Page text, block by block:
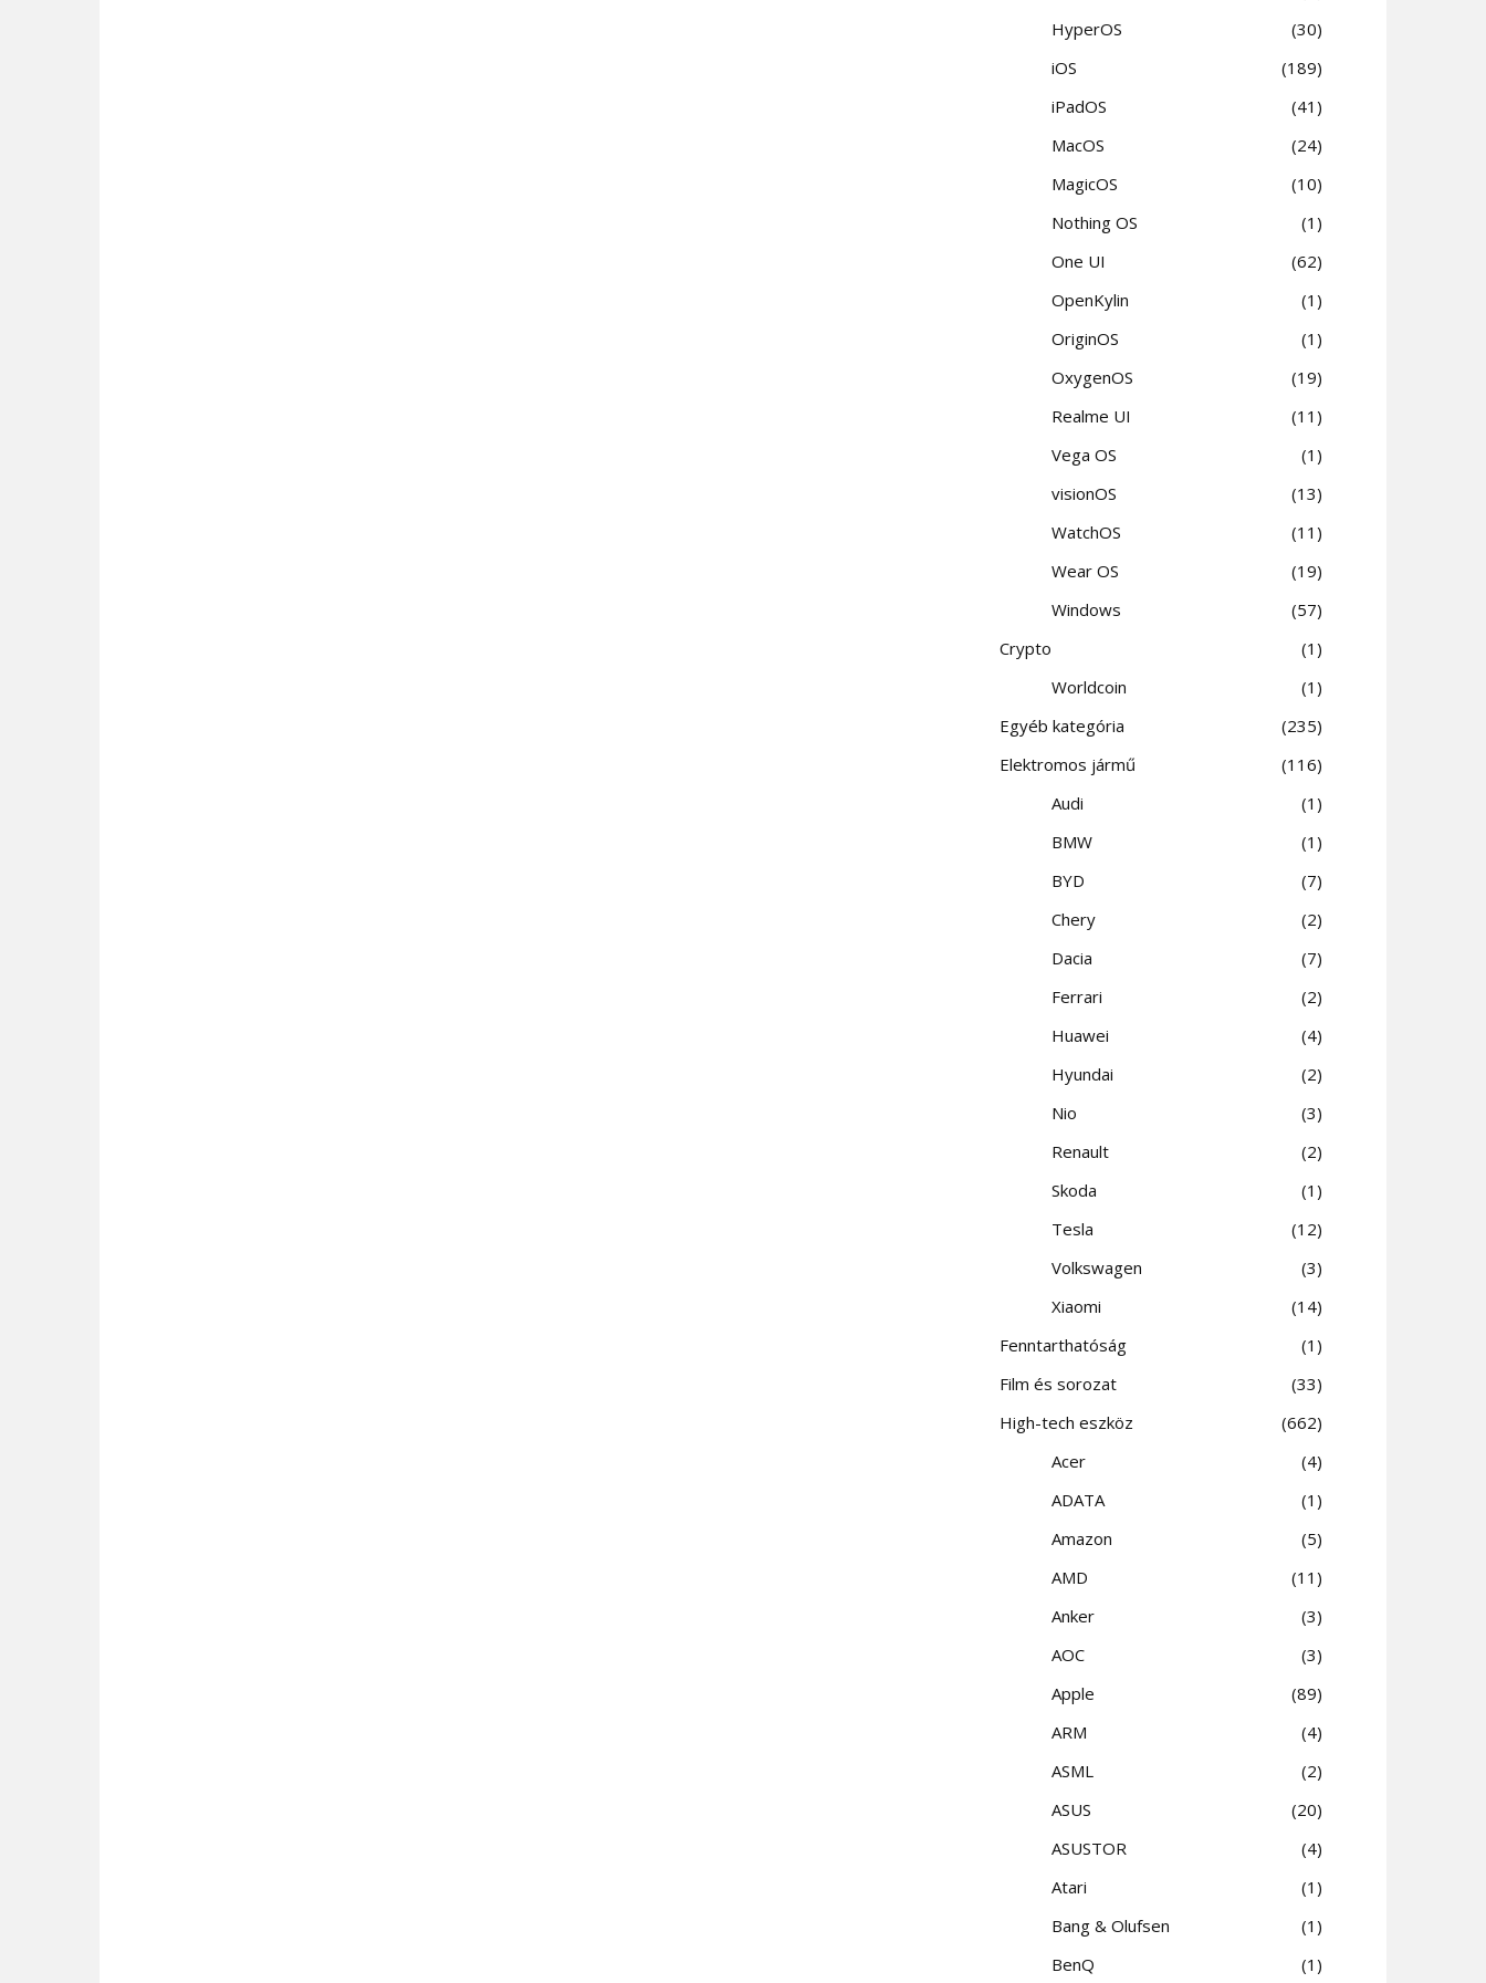
HyperOS
30
iOS
189
iPadOS
41
MacOS
24
MagicOS
10
Nothing OS
1
One UI
62
OpenKylin
1
OriginOS
1
OxygenOS
19
Realme UI
11
Vega OS
1
visionOS
13
WatchOS
11
Wear OS
19
Windows
57
Crypto
1
Worldcoin
1
Egyéb kategória
235
Elektromos jármű
116
Audi
1
BMW
1
BYD
7
Chery
2
Dacia
7
Ferrari
2
Huawei
4
Hyundai
2
Nio
3
Renault
2
Skoda
1
Tesla
12
Volkswagen
3
Xiaomi
14
Fenntarthatóság
1
Film és sorozat
33
High-tech eszköz
662
Acer
4
ADATA
1
Amazon
5
AMD
11
Anker
3
AOC
3
Apple
89
ARM
4
ASML
2
ASUS
20
ASUSTOR
4
Atari
1
Bang & Olufsen
1
BenQ
1